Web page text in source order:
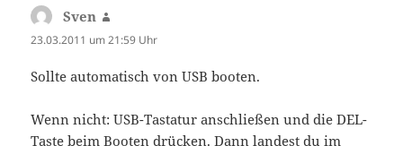
Sven
23.03.2011 um 21:59 Uhr
Sollte automatisch von USB booten.
Wenn nicht: USB-Tastatur anschließen und die DEL-
Taste beim Booten drücken. Dann landest du im